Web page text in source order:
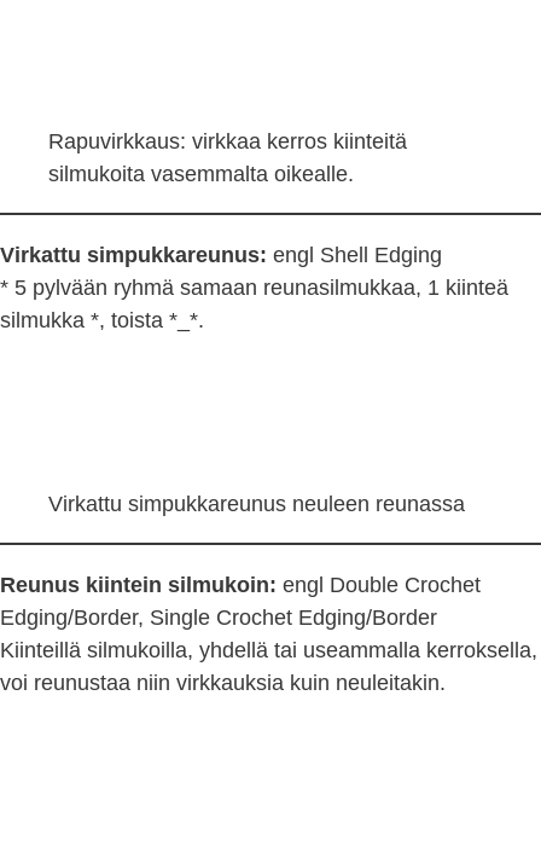
Rapuvirkkaus: virkkaa kerros kiinteitä
silmukoita vasemmalta oikealle.
Virkattu simpukkareunus: engl Shell Edging
* 5 pylvään ryhmä samaan reunasilmukkaa, 1 kiinteä
silmukka *, toista *_*.
Virkattu simpukkareunus neuleen reunassa
Reunus kiintein silmukoin: engl Double Crochet
Edging/Border, Single Crochet Edging/Border
Kiinteillä silmukoilla, yhdellä tai useammalla kerroksella,
voi reunustaa niin virkkauksia kuin neuleitakin.